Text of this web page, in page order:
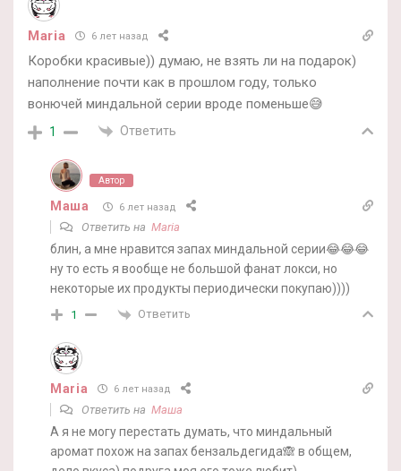
Maria 6 лет назад
Коробки красивые)) думаю, не взять ли на подарок)
наполнение почти как в прошлом году, только
вонючей миндальной серии вроде поменьше😅
1 Ответить
Автор
Маша 6 лет назад
Ответить на Maria
блин, а мне нравится запах миндальной серии😂😂😂
ну то есть я вообще не большой фанат локси, но
некоторые их продукты периодически покупаю))))
1 Ответить
Maria 6 лет назад
Ответить на Маша
А я не могу перестать думать, что миндальный
аромат похож на запах бензальдегида🙈 в общем,